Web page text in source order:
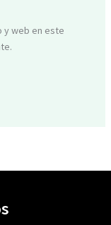
y web en este